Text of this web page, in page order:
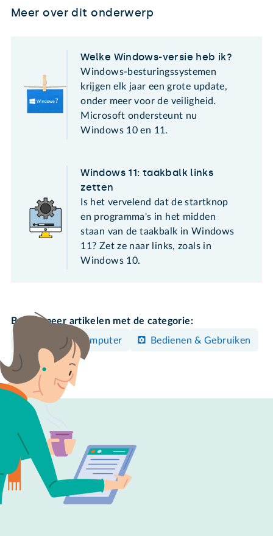
Meer over dit onderwerp
Welke Windows-versie heb ik?
Windows-besturingssystemen
krijgen elk jaar een grote update,
onder meer voor de veiligheid.
Microsoft ondersteunt nu
Windows 10 en 11.
Windows 11: taakbalk links
zetten
Is het vervelend dat de startknop
en programma's in het midden
staan van de taakbalk in Windows
11? Zet ze naar links, zoals in
Windows 10.
Bekijk meer artikelen met de categorie:
Windows-computer
Bedienen & Gebruiken
Instellen